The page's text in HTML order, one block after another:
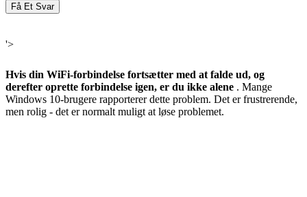
Få Et Svar
'>
Hvis din WiFi-forbindelse fortsætter med at falde ud, og
derefter oprette forbindelse igen, er du ikke alene . Mange
Windows 10-brugere rapporterer dette problem. Det er frustrerende,
men rolig - det er normalt muligt at løse problemet.